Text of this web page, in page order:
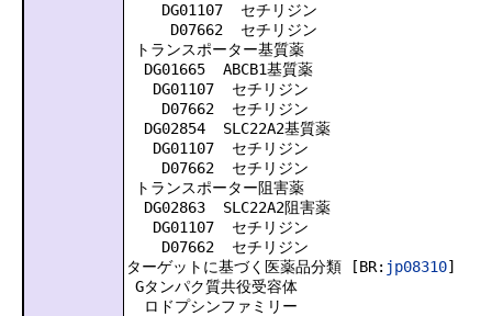
DG01107 セチリジン
D07662 セチリジン
トランスポーター基質薬
DG01665 ABCB1基質薬
DG01107 セチリジン
D07662 セチリジン
DG02854 SLC22A2基質薬
DG01107 セチリジン
D07662 セチリジン
トランスポーター阻害薬
DG02863 SLC22A2阻害薬
DG01107 セチリジン
D07662 セチリジン
ターゲットに基づく医薬品分類 [BR: jp08310]
Gタンパク質共役受容体
ロドプシンファミリー